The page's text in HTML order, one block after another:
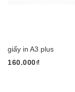
giấy in A3 plus
160.000₫